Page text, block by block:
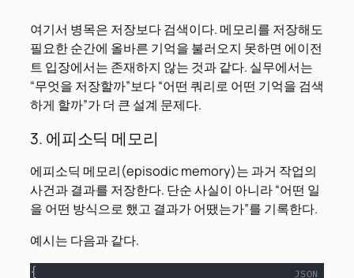
여기서 병목은 저장보다 검색이다. 메모리를 저장해도
필요한 순간에 올바른 기억을 불러오지 못하면 에이전
트 입장에서는 존재하지 않는 것과 같다. 실무에서는
“무엇을 저장할까”보다 “어떤 쿼리로 어떤 기억을 검색
하게 할까”가 더 큰 설계 문제다.
3. 에피소딕 메모리
에피소딕 메모리(episodic memory)는 과거 작업의
사건과 결과를 저장한다. 단순 사실이 아니라 “어떤 일
을 어떤 방식으로 했고 결과가 어땠는가”를 기록한다.
예시는 다음과 같다.
{